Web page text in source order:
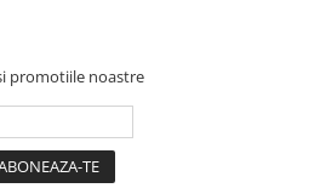
promotiile noastre